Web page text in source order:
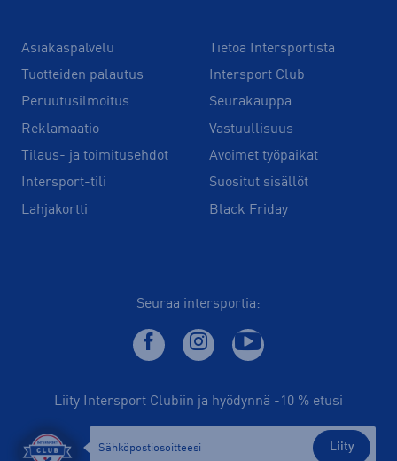
Asiakaspalvelu
Tuotteiden palautus
Peruutusilmoitus
Reklamaatio
Tilaus- ja toimitusehdot
Intersport-tili
Lahjakortti
Tietoa Intersportista
Intersport Club
Seurakauppa
Vastuullisuus
Avoimet työpaikat
Suositut sisällöt
Black Friday
Seuraa intersportia:
Liity Intersport Clubiin ja hyödynnä -10 % etusi
Liity